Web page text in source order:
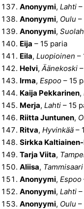
Anonyymi, Lahti
Anonyymi, Oulu –
Anonyymi,
Eija – 15 paria
Eila, Luopioinen –
Helvi, Äänekoski
Irma, Espoo – 15
Kaija Pekkarinen,
Merja, Lahti – 15
Riitta Juntunen,
Ritva, Hyvinkää –
Sirkka
Tarja Viita,
Aliisa, Tammisaari
Anonyymi, Espoo
Anonyymi, Lahti
Anonyymi, Oulu –